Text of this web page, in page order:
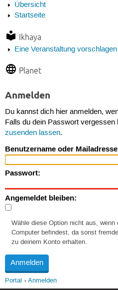
Übersicht
Startseite
Ikhaya
Eine Veranstaltung vorschlagen
Planet
Anmelden
Du kannst dich hier anmelden,
Falls du dein Passwort vergessen
zusenden lassen.
Benutzername oder
Passwort:
Angemeldet bleiben:
Wähle diese Option nicht aus,
Computer befindest, da sonst
zu deinem Konto erhalten.
Portal Anmelden